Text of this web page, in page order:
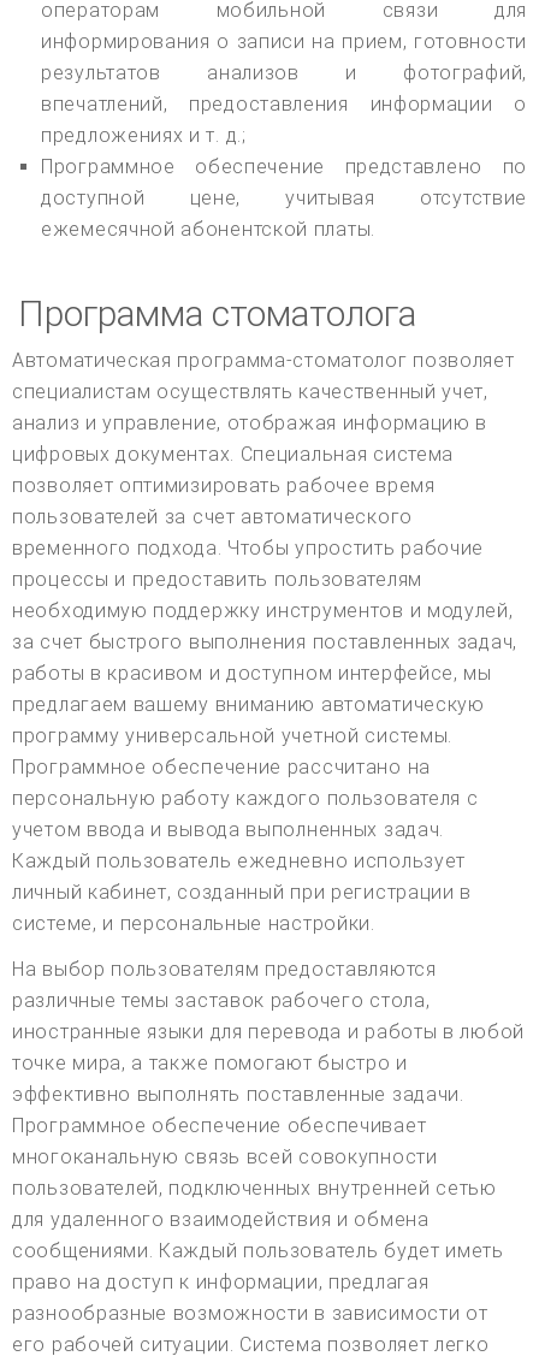
операторам мобильной связи для
информирования о записи на прием, готовности
результатов анализов и фотографий,
впечатлений, предоставления информации о
предложениях и т. д.;
Программное обеспечение представлено по
доступной цене, учитывая отсутствие
ежемесячной абонентской платы.
Программа стоматолога
Автоматическая программа-стоматолог позволяет
специалистам осуществлять качественный учет,
анализ и управление, отображая информацию в
цифровых документах. Специальная система
позволяет оптимизировать рабочее время
пользователей за счет автоматического
временного подхода. Чтобы упростить рабочие
процессы и предоставить пользователям
необходимую поддержку инструментов и модулей,
за счет быстрого выполнения поставленных задач,
работы в красивом и доступном интерфейсе, мы
предлагаем вашему вниманию автоматическую
программу универсальной учетной системы.
Программное обеспечение рассчитано на
персональную работу каждого пользователя с
учетом ввода и вывода выполненных задач.
Каждый пользователь ежедневно использует
личный кабинет, созданный при регистрации в
системе, и персональные настройки.
На выбор пользователям предоставляются
различные темы заставок рабочего стола,
иностранные языки для перевода и работы в любой
точке мира, а также помогают быстро и
эффективно выполнять поставленные задачи.
Программное обеспечение обеспечивает
многоканальную связь всей совокупности
пользователей, подключенных внутренней сетью
для удаленного взаимодействия и обмена
сообщениями. Каждый пользователь будет иметь
право на доступ к информации, предлагая
разнообразные возможности в зависимости от
его рабочей ситуации. Система позволяет легко